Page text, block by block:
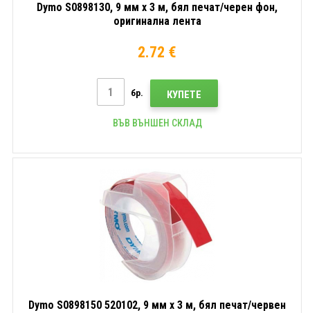
Dymo S0898130, 9 мм x 3 м, бял печат/черен фон,
оригинална лента
2.72 €
бр. КУПЕТЕ
ВЪВ ВЪНШЕН СКЛАД
Dymo S0898150 520102, 9 мм x 3 м, бял печат/червен